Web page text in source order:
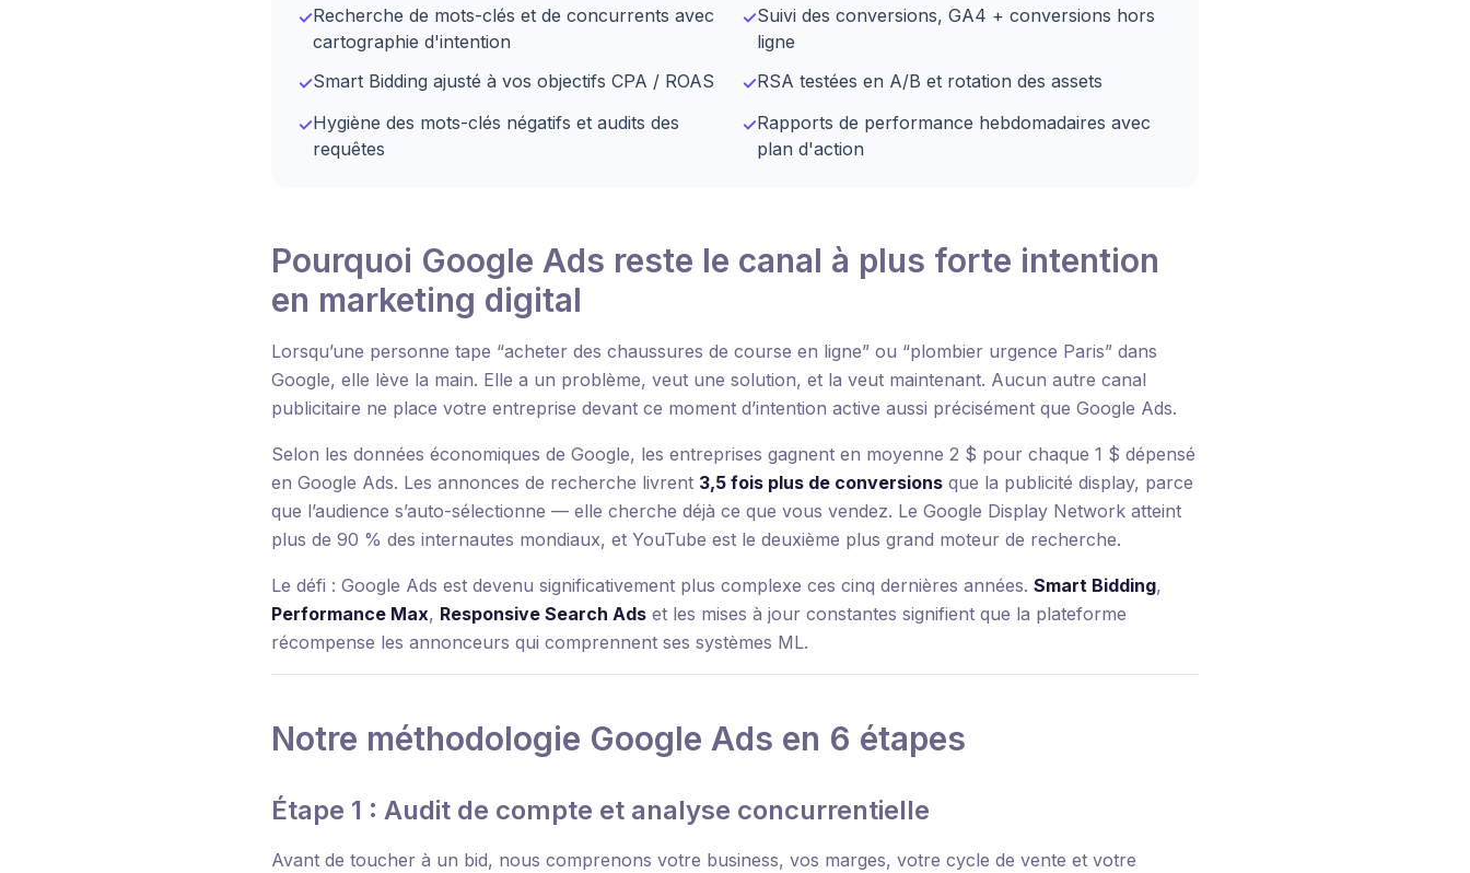
✓Recherche de mots-clés et de concurrents avec
cartographie d'intention
✓Suivi des conversions, GA4 + conversions hors
ligne
✓Smart Bidding ajusté à vos objectifs CPA / ROAS ✓RSA testées en A/B et rotation des assets
✓Hygiène des mots-clés négatifs et audits des
requêtes
✓Rapports de performance hebdomadaires avec
plan d'action
Pourquoi Google Ads reste le canal à plus forte intention
en marketing digital
Lorsqu’une personne tape “acheter des chaussures de course en ligne” ou “plombier urgence Paris” dans
Google, elle lève la main. Elle a un problème, veut une solution, et la veut maintenant. Aucun autre canal
publicitaire ne place votre entreprise devant ce moment d’intention active aussi précisément que Google Ads.
Selon les données économiques de Google, les entreprises gagnent en moyenne 2 $ pour chaque 1 $ dépensé
en Google Ads. Les annonces de recherche livrent 3,5 fois plus de conversions que la publicité display, parce
que l’audience s’auto-sélectionne — elle cherche déjà ce que vous vendez. Le Google Display Network atteint
plus de 90 % des internautes mondiaux, et YouTube est le deuxième plus grand moteur de recherche.
Le défi : Google Ads est devenu significativement plus complexe ces cinq dernières années. Smart Bidding,
Performance Max, Responsive Search Ads et les mises à jour constantes signifient que la plateforme
récompense les annonceurs qui comprennent ses systèmes ML.
Notre méthodologie Google Ads en 6 étapes
Étape 1 : Audit de compte et analyse concurrentielle
Avant de toucher à un bid, nous comprenons votre business, vos marges, votre cycle de vente et votre